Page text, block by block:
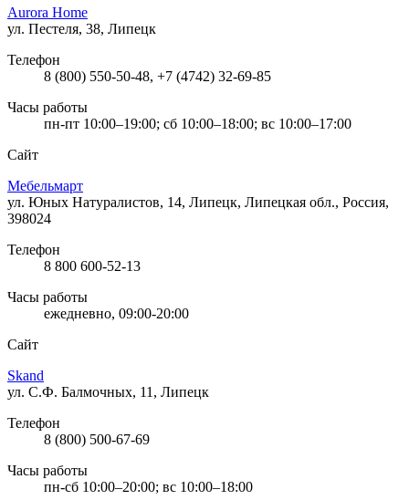
Aurora Home
ул. Пестеля, 38, Липецк
Телефон
8 (800) 550-50-48, +7 (4742) 32-69-85
Часы работы
пн-пт 10:00–19:00; сб 10:00–18:00; вс 10:00–17:00
Сайт
Мебельмарт
ул. Юных Натуралистов, 14, Липецк, Липецкая обл., Россия,
398024
Телефон
8 800 600-52-13
Часы работы
ежедневно, 09:00-20:00
Сайт
Skand
ул. С.Ф. Балмочных, 11, Липецк
Телефон
8 (800) 500-67-69
Часы работы
пн-сб 10:00–20:00; вс 10:00–18:00